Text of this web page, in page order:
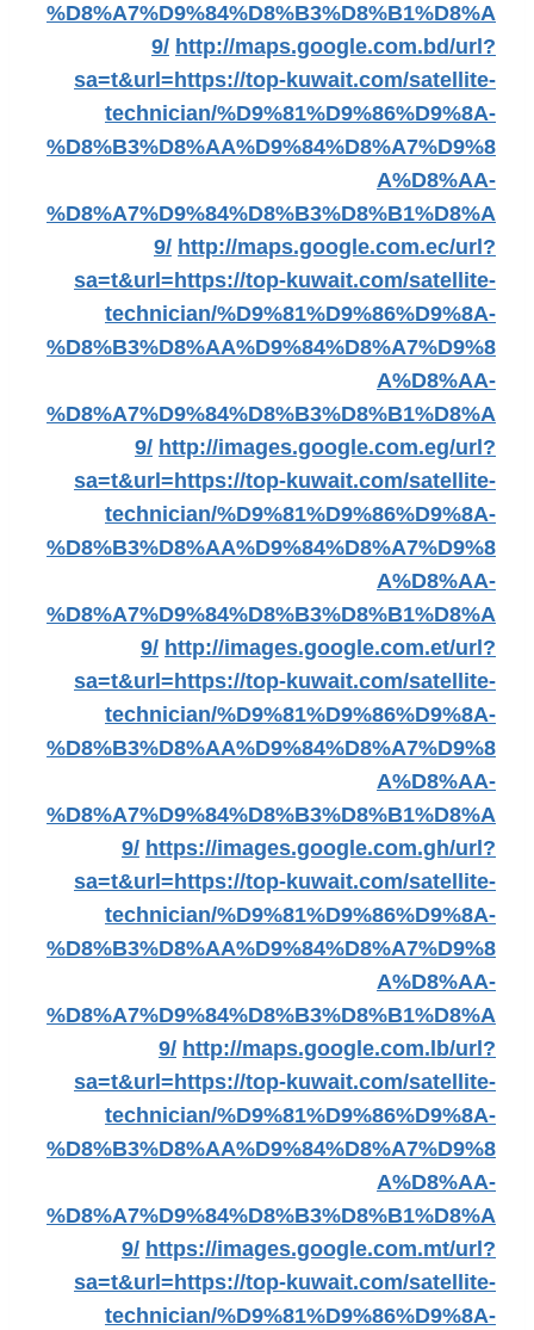
%D8%A7%D9%84%D8%B3%D8%B1%D8%A
9/ http://maps.google.com.bd/url?
sa=t&url=https://top-kuwait.com/satellite-
technician/%D9%81%D9%86%D9%8A-
%D8%B3%D8%AA%D9%84%D8%A7%D9%8
A%D8%AA-
%D8%A7%D9%84%D8%B3%D8%B1%D8%A
9/ http://maps.google.com.ec/url?
sa=t&url=https://top-kuwait.com/satellite-
technician/%D9%81%D9%86%D9%8A-
%D8%B3%D8%AA%D9%84%D8%A7%D9%8
A%D8%AA-
%D8%A7%D9%84%D8%B3%D8%B1%D8%A
9/ http://images.google.com.eg/url?
sa=t&url=https://top-kuwait.com/satellite-
technician/%D9%81%D9%86%D9%8A-
%D8%B3%D8%AA%D9%84%D8%A7%D9%8
A%D8%AA-
%D8%A7%D9%84%D8%B3%D8%B1%D8%A
9/ http://images.google.com.et/url?
sa=t&url=https://top-kuwait.com/satellite-
technician/%D9%81%D9%86%D9%8A-
%D8%B3%D8%AA%D9%84%D8%A7%D9%8
A%D8%AA-
%D8%A7%D9%84%D8%B3%D8%B1%D8%A
9/ https://images.google.com.gh/url?
sa=t&url=https://top-kuwait.com/satellite-
technician/%D9%81%D9%86%D9%8A-
%D8%B3%D8%AA%D9%84%D8%A7%D9%8
A%D8%AA-
%D8%A7%D9%84%D8%B3%D8%B1%D8%A
9/ http://maps.google.com.lb/url?
sa=t&url=https://top-kuwait.com/satellite-
technician/%D9%81%D9%86%D9%8A-
%D8%B3%D8%AA%D9%84%D8%A7%D9%8
A%D8%AA-
%D8%A7%D9%84%D8%B3%D8%B1%D8%A
9/ https://images.google.com.mt/url?
sa=t&url=https://top-kuwait.com/satellite-
technician/%D9%81%D9%86%D9%8A-